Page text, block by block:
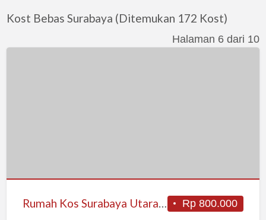
Kost Bebas Surabaya (Ditemukan 172 Kost)
Halaman 6 dari 10
Rp 800.000
Rumah Kos Surabaya Utara Daerah Kenjeran